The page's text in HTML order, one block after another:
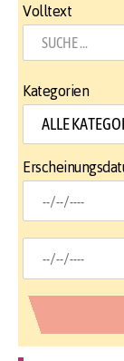
Volltext
Kategorien